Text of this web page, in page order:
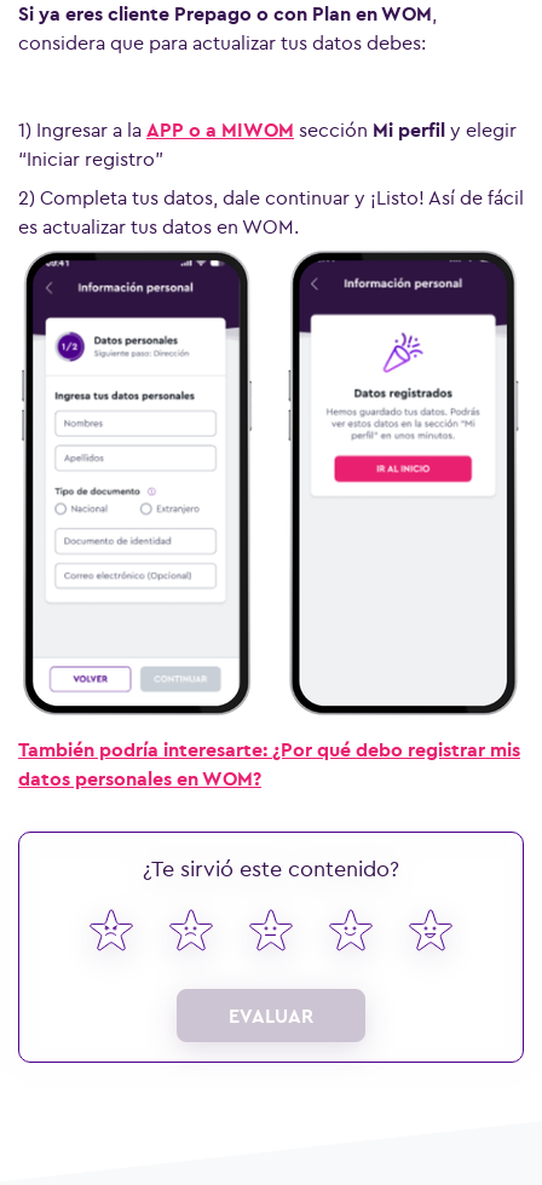
Si ya eres cliente Prepago o con Plan en WOM,
considera que para actualizar tus datos debes:
1) Ingresar a la APP o a MIWOM sección Mi perfil y elegir
“Iniciar registro”
2) Completa tus datos, dale continuar y ¡Listo! Así de fácil
es actualizar tus datos en WOM.
También podría interesarte: ¿Por qué debo registrar mis
datos personales en WOM?
¿Te sirvió este contenido?
EVALUAR
Ver más preguntas